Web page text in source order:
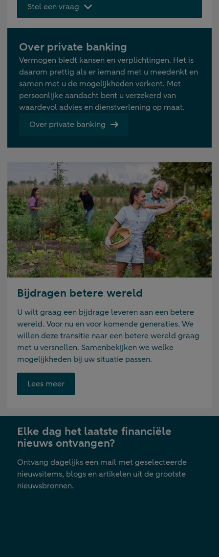
Stel een vraag
Over private banking
Vermogen biedt kansen en verplichtingen. Het is
daarom prettig als er iemand met u meedenkt en
samen met u de mogelijkheden verkent. Met
persoonlijke aandacht bent u verzekerd van
waardevol advies en dienstverlening op maat.
Over private banking
Bijdragen betere wereld
U wilt graag een bijdrage leveren aan een betere
wereld. Voor nu en voor komende generaties. We
willen deze transitie naar een betere wereld graag
met u versnellen. Samenbekijken we welke
mogelijkheden bij uw situatie passen.
Lees meerOpent
link
nieuwe
tab
Elke dag het laatste financiële
nieuws ontvangen?
Ontvang dagelijks een mail met geselecteerde
nieuwsitems, blogs en artikelen uit de grootste
nieuwsbronnen.